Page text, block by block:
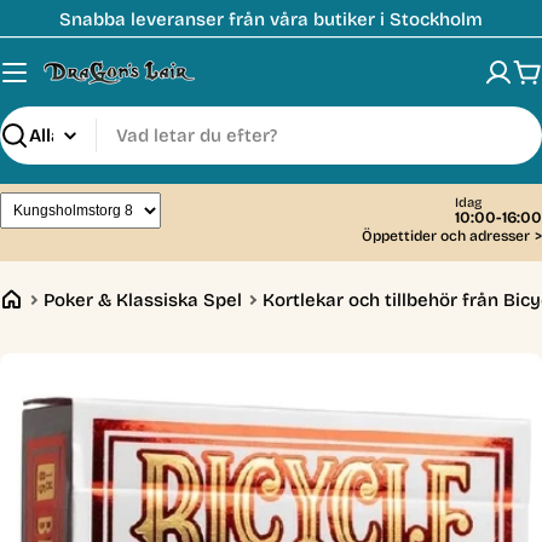
till
innehåll
Snabba leveranser från våra butiker i Stockholm
Sök
Idag
10:00-16:00
Öppettider och adresser >
Poker & Klassiska Spel Kortlekar och tillbehör från